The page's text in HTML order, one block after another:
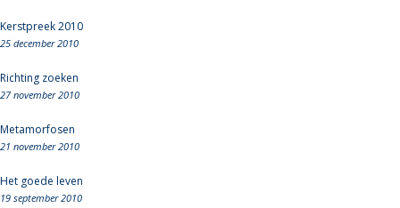
Kerstpreek 2010
25 december 2010
Richting zoeken
27 november 2010
Metamorfosen
21 november 2010
Het goede leven
19 september 2010